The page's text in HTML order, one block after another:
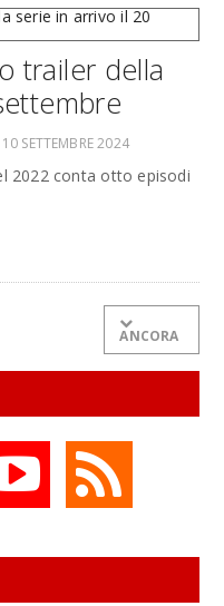
trailer della
SETTEMBRE 2024
2022 conta otto episodi
ANCORA